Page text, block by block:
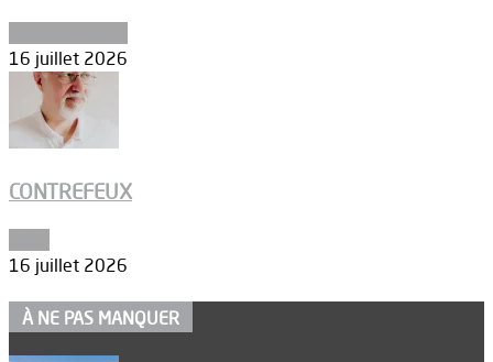
16 juillet 2026
CONTREFEUX
16 juillet 2026
À NE PAS MANQUER